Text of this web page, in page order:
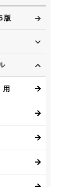
版
用